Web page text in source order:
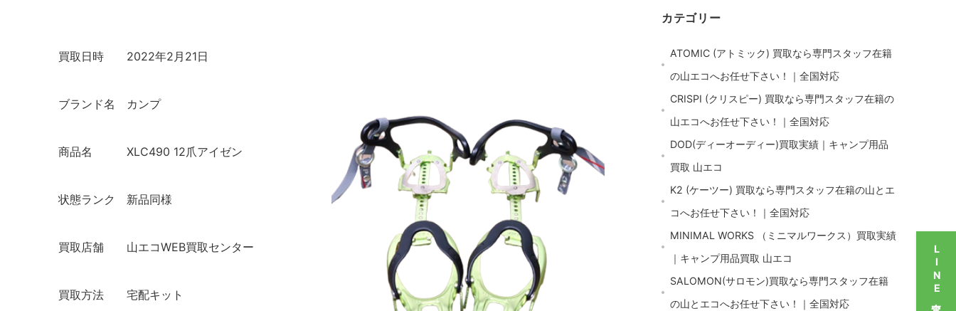
買取日時 2022年2月21日
ブランド名 カンプ
商品名 XLC490 12爪アイゼン
状態ランク 新品同様
買取店舗 山エコWEB買取センター
買取方法 宅配キット
カテゴリー
ATOMIC (アトミック) 買取なら専門スタッフ在籍
の山エコへお任せ下さい！｜全国対応
CRISPI (クリスピー) 買取なら専門スタッフ在籍の
山エコへお任せ下さい！｜全国対応
DOD(ディーオーディー)買取実績｜キャンプ用品
買取 山エコ
K2 (ケーツー) 買取なら専門スタッフ在籍の山とエ
コへお任せ下さい！｜全国対応
MINIMAL WORKS （ミニマルワークス）買取実績
｜キャンプ用品買取 山エコ
SALOMON(サロモン)買取なら専門スタッフ在籍
の山とエコへお任せ下さい！｜全国対応
LINE査定